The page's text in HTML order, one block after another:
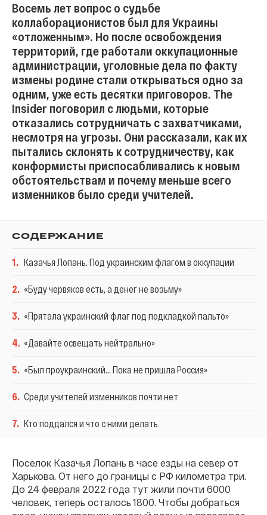
Восемь лет вопрос о судьбе
коллаборационистов был для Украины
«отложенным». Но после освобождения
территорий, где работали оккупационные
администрации, уголовные дела по факту
измены родине стали открываться одно за
одним, уже есть десятки приговоров. The
Insider поговорил с людьми, которые
отказались сотрудничать с захватчиками,
несмотря на угрозы. Они рассказали, как их
пытались склонять к сотрудничеству, как
конформисты приспосабливались к новым
обстоятельствам и почему меньше всего
изменников было среди учителей.
СОДЕРЖАНИЕ
1. Казачья Лопань. Под украинским флагом в оккупации
2. «Буду червяков есть, а денег не возьму»
3. «Прятала украинский флаг под подкладкой пальто»
4. «Давайте освещать нейтрально»
5. «Был проукраинский... Пока не пришла Россия»
6. Среди учителей изменников почти нет
7. Кто поддался и что с ними делать
Поселок Казачья Лопань в часе езды на север от
Харькова. От него до границы с РФ километра три.
До 24 февраля 2022 года тут жили почти 6000
человек, теперь осталось 1800. Чтобы добраться